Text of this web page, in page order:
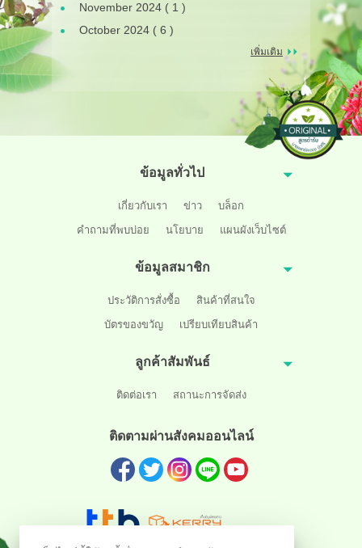
November 2024 ( 1 )
October 2024 ( 6 )
เพิ่มเติม
ข้อมูลทั่วไป
เกี่ยวกับเรา ข่าว
บล็อก
คำถามที่พบบ่อย
นโยบาย แผนผังเว็บไซต์
ข้อมูลสมาชิก
ประวัติการสั่งซื้อ
สินค้าที่สนใจ
บัตรของขวัญ
เปรียบเทียบสินค้า
ลูกค้าสัมพันธ์
ติดต่อเรา สถานะการจัดส่ง
ติดตามผ่านสังคมออนไลน์